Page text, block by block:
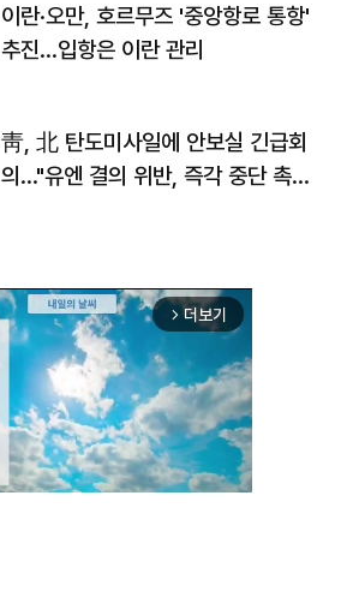
이란·오만, 호르무즈 '중앙항로 통항'
추진…입항은 이란 관리
靑, 北 탄도미사일에 안보실 긴급회
의…"유엔 결의 위반, 즉각 중단 촉
arrow_forward_ios 더보기